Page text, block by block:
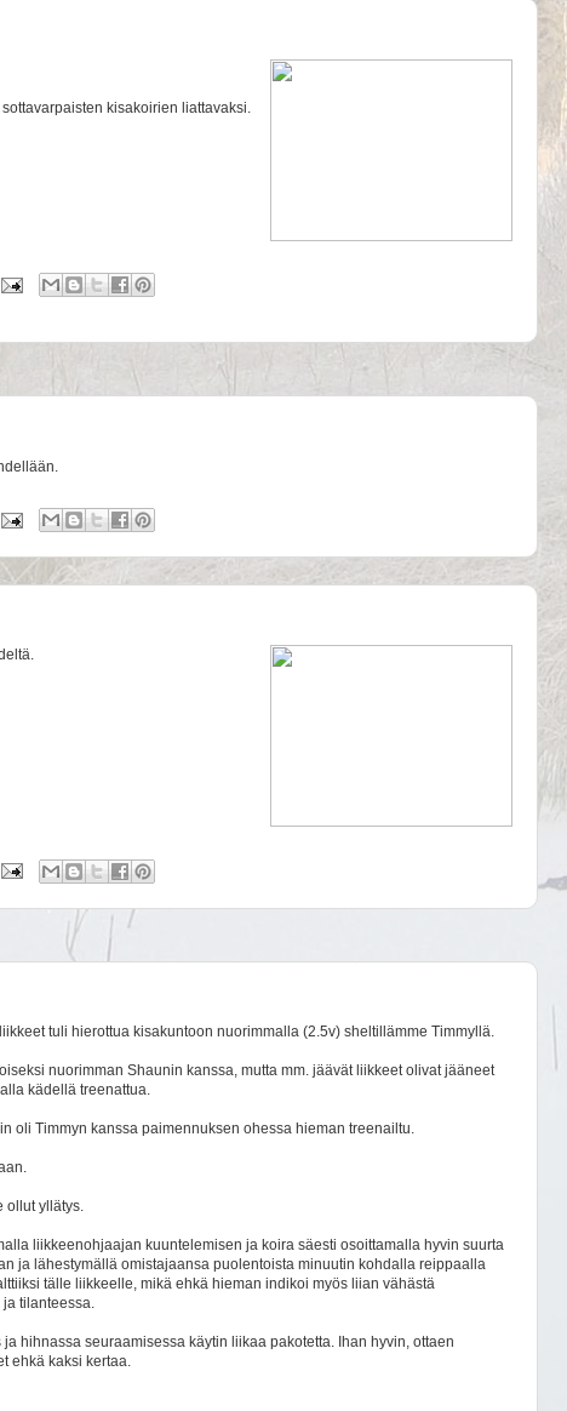
kisakoirien liattavaksi.
tuli hierottua kisakuntoon nuorimmalla (2.5v) sheltillämme Timmyllä.
nuorimman Shaunin kanssa, mutta mm. jäävät liikkeet olivat jääneet
kädellä treenattua.
oli Timmyn kanssa paimennuksen ohessa hieman treenailtu.
ollut yllätys.
liikkeenohjaajan kuuntelemisen ja koira säesti osoittamalla hyvin suurta
ja lähestymällä omistajaansa puolentoista minuutin kohdalla reippaalla
tälle liikkeelle, mikä ehkä hieman indikoi myös liian vähästä
tilanteessa.
hihnassa seuraamisessa käytin liikaa pakotetta. Ihan hyvin, ottaen
ehkä kaksi kertaa.